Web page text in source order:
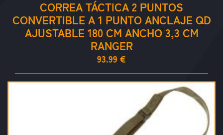
CORREA TÁCTICA 2 PUNTOS
CONVERTIBLE A 1 PUNTO ANCLAJE QD
AJUSTABLE 180 CM ANCHO 3,3 CM
RANGER
93.99 €